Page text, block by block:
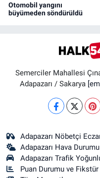
Otomobil yangını
büyümeden söndürüldü
Semerciler Mahallesi
Adapazarı / Sakarya
Adapazarı Nöbetçi
Adapazarı Hava Durumu
Adapazarı Trafik
Puan Durumu ve Fikstür